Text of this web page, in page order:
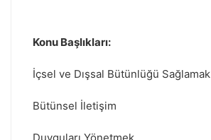
Konu Başlıkları:
İçsel ve Dışsal Bütünlüğü Sağlamak
Bütünsel İletişim